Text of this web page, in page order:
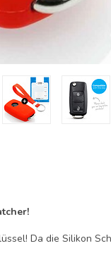
Da die Silikon